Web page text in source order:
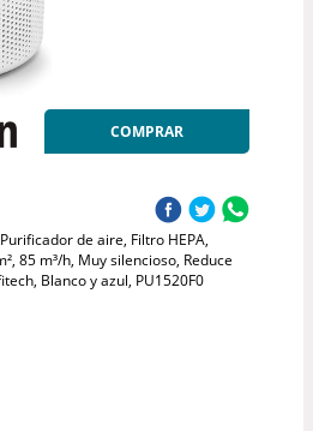
COMPRAR
de aire, Filtro HEPA,
85 m³/h, Muy silencioso, Reduce
Blanco y azul, PU1520F0